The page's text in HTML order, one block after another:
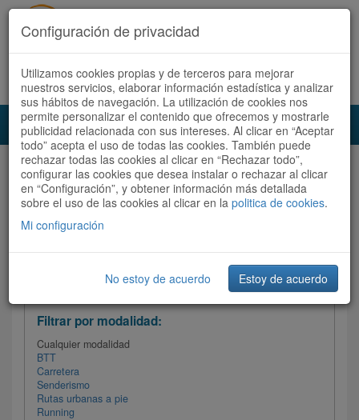
Acceder Registrate ahora Español | Català
Audioruta Todas las rutas
Todas las rutas
Ordenar por: Más recientes /
Filtrar las rutas
Filtrar por modalidad:
Cualquier modalidad
BTT
Carretera
Senderismo
Rutas urbanas a pie
Running
Configuración de privacidad
Utilizamos cookies propias y de terceros para mejorar
nuestros servicios, elaborar información estadística y analizar
sus hábitos de navegación. La utilización de cookies nos
permite personalizar el contenido que ofrecemos y mostrarle
publicidad relacionada con sus intereses. Al clicar en “Aceptar
todo” acepta el uso de todas las cookies. También puede
rechazar todas las cookies al clicar en “Rechazar todo”,
configurar las cookies que desea instalar o rechazar al clicar
en “Configuración”, y obtener información más detallada
sobre el uso de las cookies al clicar en la politica de cookies.
Mi configuración
No estoy de acuerdo Estoy de acuerdo